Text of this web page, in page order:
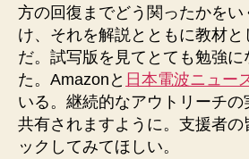
方の回復までどう関ったかをい
け、それを解説とともに教材
だ。試写版を見てとても勉強に
た。Amazonと 日本電波ニュー
いる。継続的なアウトリーチの
共有されますように。支援者の
ックしてみてほしい。